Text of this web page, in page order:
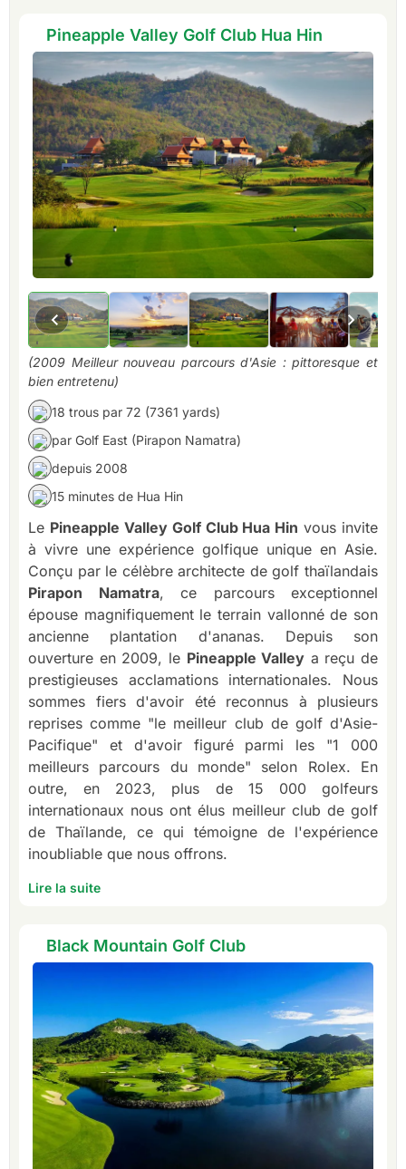
Pineapple Valley Golf Club Hua Hin
(2009 Meilleur nouveau parcours d'Asie : pittoresque et
bien entretenu)
18 trous par 72 (7361 yards)
par Golf East (Pirapon Namatra)
depuis 2008
15 minutes de Hua Hin
Le Pineapple Valley Golf Club Hua Hin vous invite
à vivre une expérience golfique unique en Asie.
Conçu par le célèbre architecte de golf thaïlandais
Pirapon Namatra, ce parcours exceptionnel
épouse magnifiquement le terrain vallonné de son
ancienne plantation d'ananas. Depuis son
ouverture en 2009, le Pineapple Valley a reçu de
prestigieuses acclamations internationales. Nous
sommes fiers d'avoir été reconnus à plusieurs
reprises comme "le meilleur club de golf d'Asie-
Pacifique" et d'avoir figuré parmi les "1 000
meilleurs parcours du monde" selon Rolex. En
outre, en 2023, plus de 15 000 golfeurs
internationaux nous ont élus meilleur club de golf
de Thaïlande, ce qui témoigne de l'expérience
inoubliable que nous offrons.
Lire la suite
Black Mountain Golf Club